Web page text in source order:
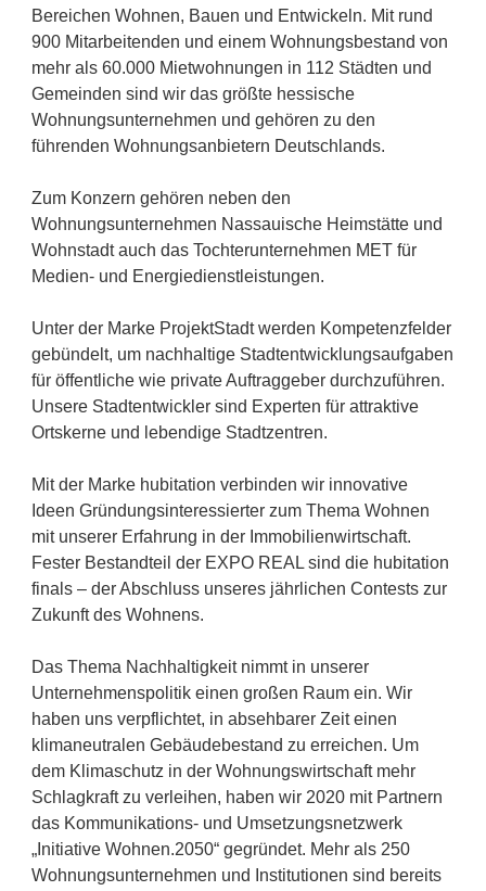
Bereichen Wohnen, Bauen und Entwickeln. Mit rund
900 Mitarbeitenden und einem Wohnungsbestand von
mehr als 60.000 Mietwohnungen in 112 Städten und
Gemeinden sind wir das größte hessische
Wohnungsunternehmen und gehören zu den
führenden Wohnungsanbietern Deutschlands.
Zum Konzern gehören neben den
Wohnungsunternehmen Nassauische Heimstätte und
Wohnstadt auch das Tochterunternehmen MET für
Medien- und Energiedienstleistungen.
Unter der Marke ProjektStadt werden Kompetenzfelder
gebündelt, um nachhaltige Stadtentwicklungsaufgaben
für öffentliche wie private Auftraggeber durchzuführen.
Unsere Stadtentwickler sind Experten für attraktive
Ortskerne und lebendige Stadtzentren.
Mit der Marke hubitation verbinden wir innovative
Ideen Gründungsinteressierter zum Thema Wohnen
mit unserer Erfahrung in der Immobilienwirtschaft.
Fester Bestandteil der EXPO REAL sind die hubitation
finals – der Abschluss unseres jährlichen Contests zur
Zukunft des Wohnens.
Das Thema Nachhaltigkeit nimmt in unserer
Unternehmenspolitik einen großen Raum ein. Wir
haben uns verpflichtet, in absehbarer Zeit einen
klimaneutralen Gebäudebestand zu erreichen. Um
dem Klimaschutz in der Wohnungswirtschaft mehr
Schlagkraft zu verleihen, haben wir 2020 mit Partnern
das Kommunikations- und Umsetzungsnetzwerk
„Initiative Wohnen.2050“ gegründet. Mehr als 250
Wohnungsunternehmen und Institutionen sind bereits